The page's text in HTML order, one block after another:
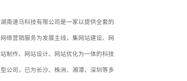
湖南速马科技有限公司是一家以提供全套的
网络营销服务为发展主线，集网站建设、网
站制作、网站设计、网站优化为一体的科技
型公司，已为长沙、株洲、湘潭、深圳等多